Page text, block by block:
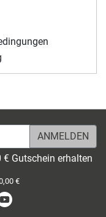
Gutschein erhalten
€